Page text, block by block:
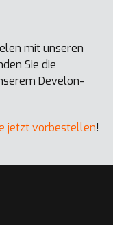
mit unseren
Sie die
Develon-
jetzt vorbestellen!